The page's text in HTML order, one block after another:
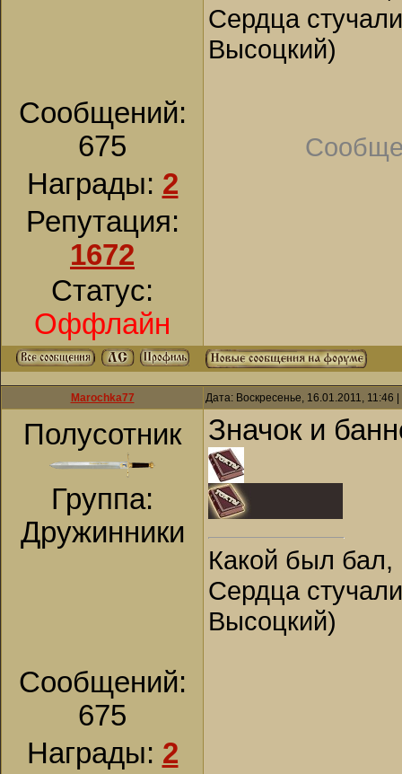
Сообщений:
675
Награды: 2
Репутация:
1672
Статус:
Оффлайн
Сердца
Высоцкий)
Marochka77 Дата: Воскресенье, 16.01.2011,
Полусотник
Группа:
Дружинники
Сообщений:
675
Награды: 2
Значок и
Какой был бал,
Сердца
Высоцкий)